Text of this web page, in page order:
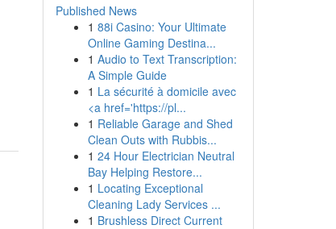
Published News
1 88i Casino: Your Ultimate
Online Gaming Destina...
1 Audio to Text Transcription:
A Simple Guide
1 La sécurité à domicile avec
<a href='https://pl...
1 Reliable Garage and Shed
Clean Outs with Rubbis...
1 24 Hour Electrician Neutral
Bay Helping Restore...
1 Locating Exceptional
Cleaning Lady Services ...
1 Brushless Direct Current